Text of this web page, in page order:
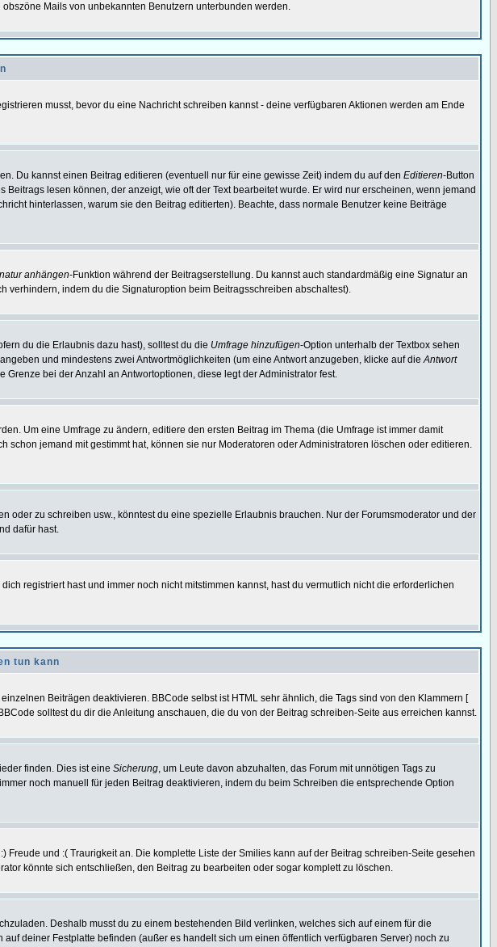
Mails von unbekannten Benutzern unterbunden werden.
musst, bevor du eine Nachricht schreiben kannst - deine verfügbaren Aktionen werden am Ende
Du kannst einen Beitrag editieren (eventuell nur für eine gewisse Zeit) indem du auf den Editieren-Button
lesen können, der anzeigt, wie oft der Text bearbeitet wurde. Er wird nur erscheinen, wenn jemand
hinterlassen, warum sie den Beitrag editierten). Beachte, dass normale Benutzer keine Beiträge
anhängen-Funktion während der Beitragserstellung. Du kannst auch standardmäßig eine Signatur an
verhindern, indem du die Signaturoption beim Beitragsschreiben abschaltest).
du die Erlaubnis dazu hast), solltest du die Umfrage hinzufügen-Option unterhalb der Textbox sehen
und mindestens zwei Antwortmöglichkeiten (um eine Antwort anzugeben, klicke auf dieAntwort
bei der Anzahl an Antwortoptionen, diese legt der Administrator fest.
Um eine Umfrage zu ändern, editiere den ersten Beitrag im Thema (die Umfrage ist immer damit
jemand mit gestimmt hat, können sie nur Moderatoren oder Administratoren löschen oder editieren.
zu schreiben usw., könntest du eine spezielle Erlaubnis brauchen. Nur der Forumsmoderator und der
dafür hast.
registriert hast und immer noch nicht mitstimmen kannst, hast du vermutlich nicht die erforderlichen
tun kann
Beiträgen deaktivieren. BBCode selbst ist HTML sehr ähnlich, die Tags sind von den Klammern [
solltest du dir die Anleitung anschauen, die du von der Beitrag schreiben-Seite aus erreichen kannst.
finden. Dies ist eine Sicherung, um Leute davon abzuhalten, das Forum mit unnötigen Tags zu
noch manuell für jeden Beitrag deaktivieren, indem du beim Schreiben die entsprechende Option
und :( Traurigkeit an. Die komplette Liste der Smilies kann auf der Beitrag schreiben-Seite gesehen
könnte sich entschließen, den Beitrag zu bearbeiten oder sogar komplett zu löschen.
Deshalb musst du zu einem bestehenden Bild verlinken, welches sich auf einem für die
deiner Festplatte befinden (außer es handelt sich um einen öffentlich verfügbaren Server) noch zu